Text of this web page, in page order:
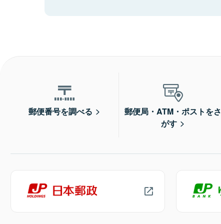
郵便番号を調べる
郵便局・ATM・ポストをさ
がす